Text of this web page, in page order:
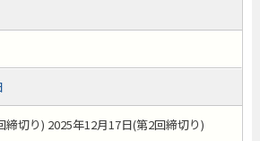
締切り) 2025年12月17日(第2回締切り)